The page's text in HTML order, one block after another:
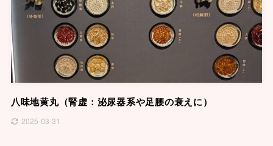
八味地黄丸（腎虚：泌尿器系や足腰の衰えに）
2025-03-31